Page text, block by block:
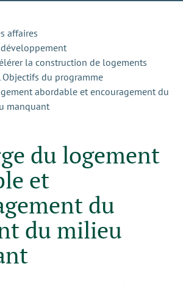
affaires
la construction de logements
Objectifs du programme
abordable et encouragement du
manquant
du logement
et
du
du milieu